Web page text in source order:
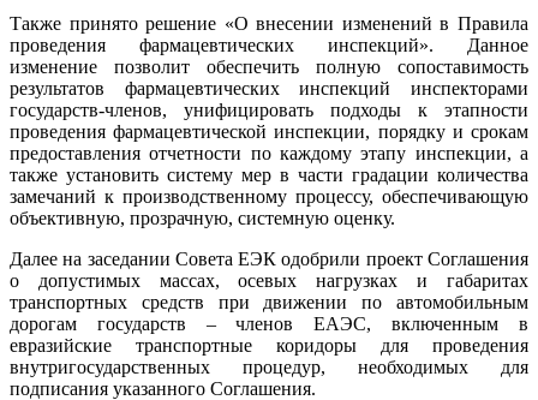
Также принято решение «О внесении изменений в Правила
проведения фармацевтических инспекций». Данное
изменение позволит обеспечить полную сопоставимость
результатов фармацевтических инспекций инспекторами
государств-членов, унифицировать подходы к этапности
проведения фармацевтической инспекции, порядку и срокам
предоставления отчетности по каждому этапу инспекции, а
также установить систему мер в части градации количества
замечаний к производственному процессу, обеспечивающую
объективную, прозрачную, системную оценку.
Далее на заседании Совета ЕЭК одобрили проект Соглашения
о допустимых массах, осевых нагрузках и габаритах
транспортных средств при движении по автомобильным
дорогам государств – членов ЕАЭС, включенным в
евразийские транспортные коридоры для проведения
внутригосударственных процедур, необходимых для
подписания указанного Соглашения.